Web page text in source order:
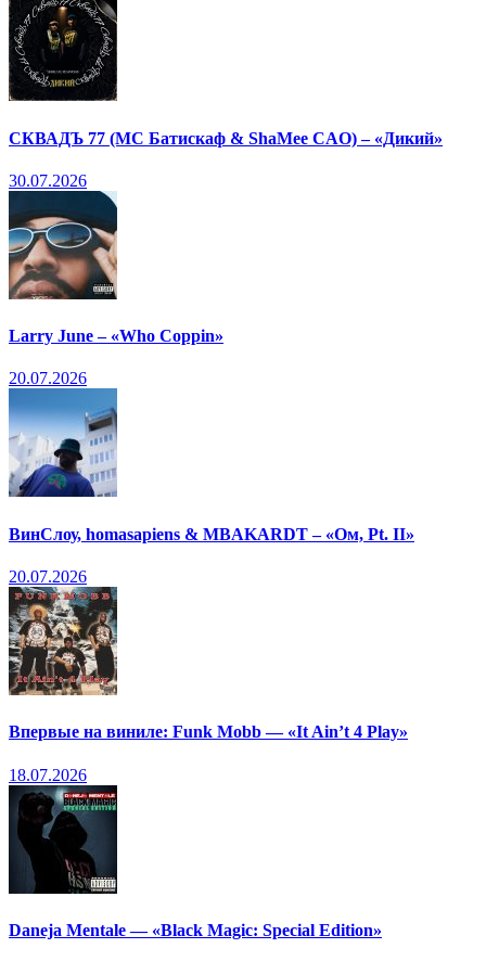
СКВАДЪ 77 (МС Батискаф & ShaMee CAO) – «Дикий»
30.07.2026
Larry June – «Who Coppin»
20.07.2026
ВинСлоу, homasapiens & MBAKARDT – «Ом, Pt. II»
20.07.2026
Впервые на виниле: Funk Mobb — «It Ain’t 4 Play»
18.07.2026
Daneja Mentale — «Black Magic: Special Edition»